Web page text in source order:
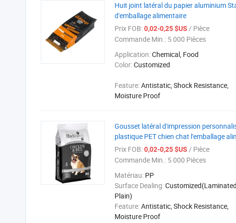
Huit joint latéral du papier aluminium
d'emballage alimentaire
Prix FOB:0,02-0,25 $US / Pièce
Commande Min.: 5 000 Pièces
Application:Chemical, Food
Color:Customized
Feature:Antistatic, Shock Resistance,
Moisture Proof
Gousset latéral d'impression
plastique PET chien chat l'emballage
Prix FOB:0,02-0,25 $US / Pièce
Commande Min.: 5 000 Pièces
Matériau: PP
Surface Dealing:
Plain)
Feature:Antistatic, Shock Resistance,
Moisture Proof